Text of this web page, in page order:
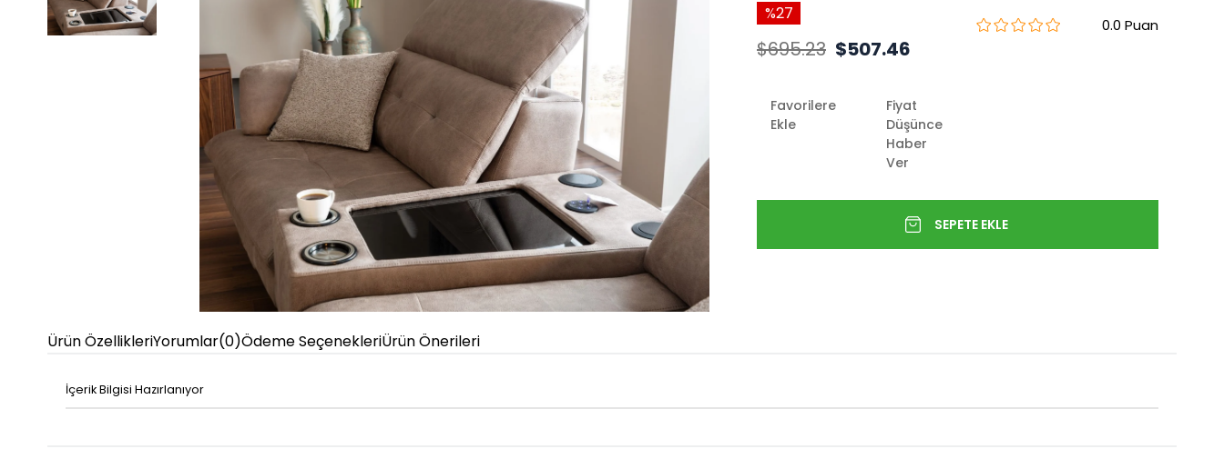
0.0
27
$695.23 $507.46
Favorilere
Ekle
Fiyat
Düşünce
Haber
Ver
Ürün ÖzellikleriYorumlar(0)Ödeme SeçenekleriÜrün Önerileri
İçerik Bilgisi Hazırlanıyor